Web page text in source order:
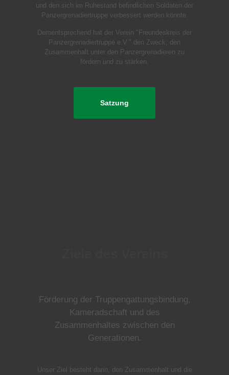
und den sich im Ruhestand befindlichen Soldaten der
Panzergrenadiertruppe verbessert werden könnte.
Dementsprechend hat der Verein "Freundeskreis der
Panzergrenadiertruppe e.V." den Zweck, den
Zusammenhalt unter den Panzergrenadieren zu
fördern und zu stärken.
Satzung
Förderung der Truppengattungsbindung,
Kameradschaft und des
Zusammenhaltes zwischen den
Generationen.
Unser Ziel besteht darin, den Zusammenhalt und die